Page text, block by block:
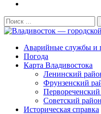
Поиск:
Владивосток — городской
Аварийные службы и
Погода
Карта Владивостока
Ленинский
Фрунзенский
Советский
Историческая справка